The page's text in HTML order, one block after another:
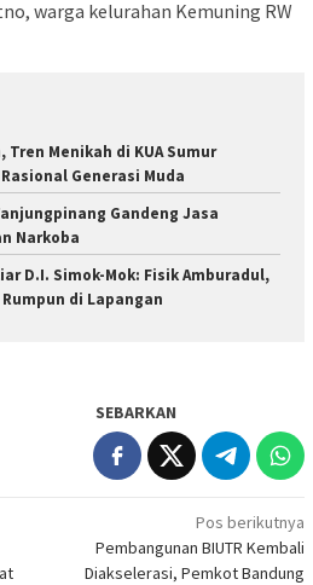
warga kelurahan Kemuning RW
Tren Menikah di KUA Sumur
Generasi Muda
Gandeng Jasa
Narkoba
D.I. Simok-Mok: Fisik Amburadul,
di Lapangan
SEBARKAN
Pos berikutnya
Pembangunan BIUTR Kembali
Diakselerasi, Pemkot Bandung